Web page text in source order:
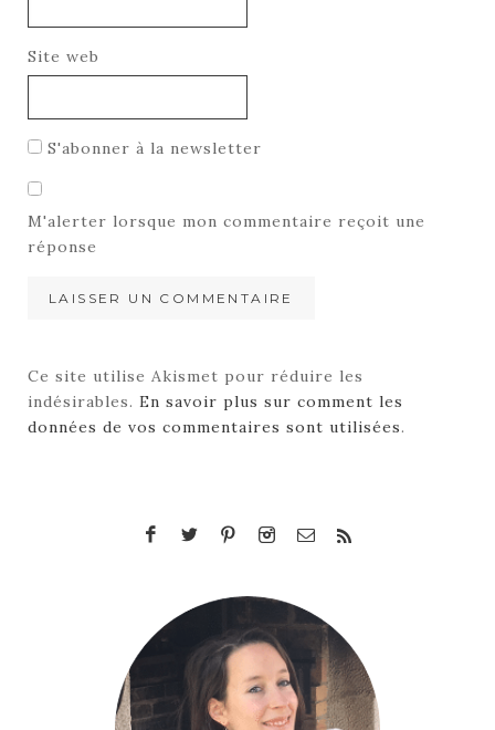
Site web
S'abonner à la newsletter
M'alerter lorsque mon commentaire reçoit une
réponse
Ce site utilise Akismet pour réduire les
indésirables. En savoir plus sur comment les
données de vos commentaires sont utilisées.